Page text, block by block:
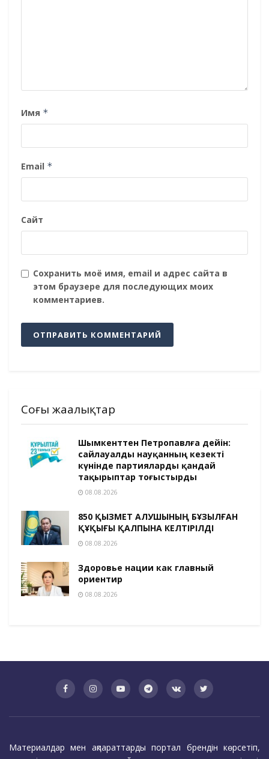
Имя *
Email *
Сайт
Сохранить моё имя, email и адрес сайта в
этом браузере для последующих моих
комментариев.
Соңғы жаңалықтар
Шымкенттен Петропавлға дейін:
сайлауалды науқанның кезекті
күнінде партияларды қандай
тақырыптар тоғыстырды
08.08.2026
850 ҚЫЗМЕТ АЛУШЫНЫҢ БҰЗЫЛҒАН
ҚҰҚЫҒЫ ҚАЛПЫНА КЕЛТІРІЛДІ
08.08.2026
Здоровье нации как главный
ориентир
08.08.2026
Материалдар мен ақпараттарды портал брендін көрсетіп,